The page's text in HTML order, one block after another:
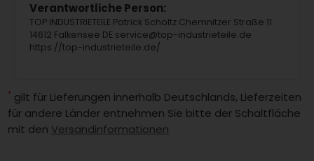
Verantwortliche Person:
TOP INDUSTRIETEILE Patrick Scholtz Chemnitzer Straße 11
14612 Falkensee DE service@top-industrieteile.de
https://top-industrieteile.de/
* gilt für Lieferungen innerhalb Deutschlands, Lieferzeiten
für andere Länder entnehmen Sie bitte der Schaltfläche
mit den Versandinformationen